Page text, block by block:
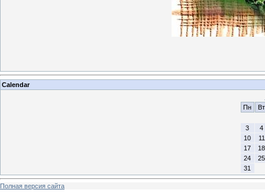
Calendar
Пн
Вт
3
4
10
11
17
18
24
25
31
Полная версия сайта